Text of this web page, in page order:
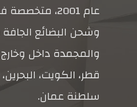
عام 2001،
وشحن البضائع الجافة
والمجمدة داخل
قطر، الكويت، البحرين،
سلطنة عمان.